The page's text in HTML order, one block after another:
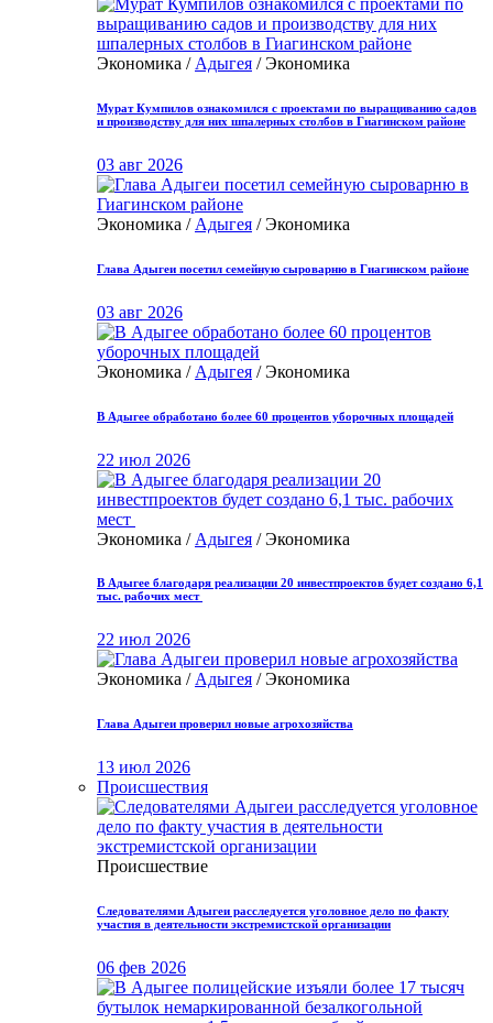
Экономика / Адыгея / Экономика
Мурат Кумпилов ознакомился с проектами по выращиванию садов
и производству для них шпалерных столбов в Гиагинском районе
03 авг 2026
Экономика / Адыгея / Экономика
Глава Адыгеи посетил семейную сыроварню в Гиагинском районе
03 авг 2026
Экономика / Адыгея / Экономика
В Адыгее обработано более 60 процентов уборочных площадей
22 июл 2026
Экономика / Адыгея / Экономика
В Адыгее благодаря реализации 20 инвестпроектов будет создано 6,1
тыс. рабочих мест
22 июл 2026
Экономика /Адыгея / Экономика
Глава Адыгеи проверил новые агрохозяйства
13 июл 2026
Происшествия
Происшествие
Следователями Адыгеи расследуется уголовное дело по факту
участия в деятельности экстремистской организации
06 фев 2026